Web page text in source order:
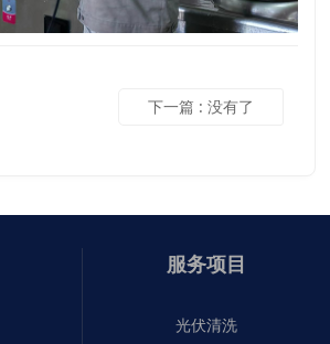
下一篇 : 没有了
服务项目
光伏清洗